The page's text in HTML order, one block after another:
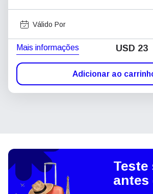
Válido Por
Mais informações USD 23
Adicionar ao
Teste
antes